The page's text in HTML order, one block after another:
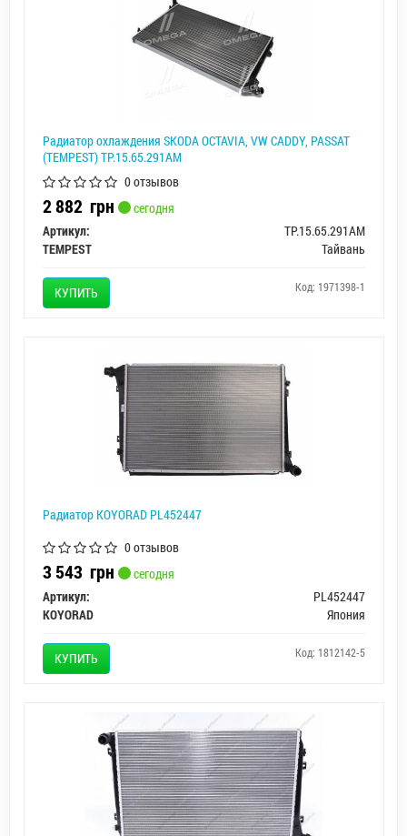
Радиатор охлаждения SKODA OCTAVIA, VW CADDY, PASSAT
(TEMPEST) TP.15.65.291AM
0 отзывов
2 882 грн
сегодня
Артикул:
TP.15.65.291AM
TEMPEST
Тайвань
КУПИТЬ Код: 1971398-1
Радиатор KOYORAD PL452447
0 отзывов
3 543 грн
сегодня
Артикул:
PL452447
KOYORAD
Япония
КУПИТЬ Код: 1812142-5